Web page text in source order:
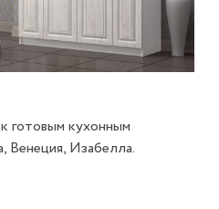
готовым кухонным
Венеция, Изабелла.